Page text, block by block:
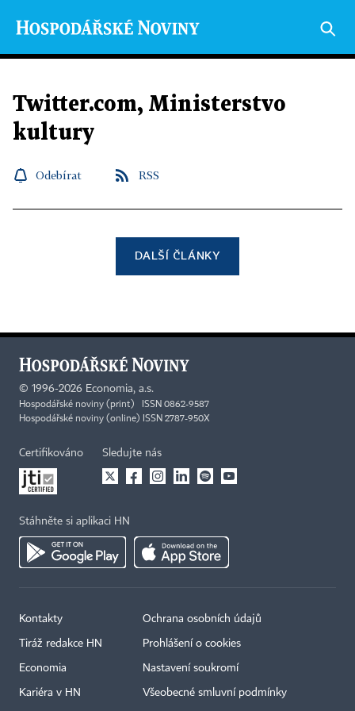
Twitter.com, Ministerstvo
kultury
Odebírat RSS
DALŠÍ ČLÁNKY
© 1996-2026 Economia, a.s.
Hospodářské noviny (print) ISSN 0862-9587
Hospodářské noviny (online) ISSN 2787-950X
Certifikováno Sledujte nás
Stáhněte si aplikaci HN
Kontakty
Tiráž redakce HN
Economia
Kariéra v HN
Ochrana osobních údajů
Prohlášení o cookies
Nastavení soukromí
Všeobecné smluvní podmínky